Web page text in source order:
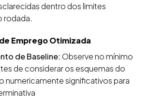
dentro dos limites
rodada.
Emprego Otimizada
de Baseline: Observe no mínimo
de considerar os esquemas do
numericamente significativos para